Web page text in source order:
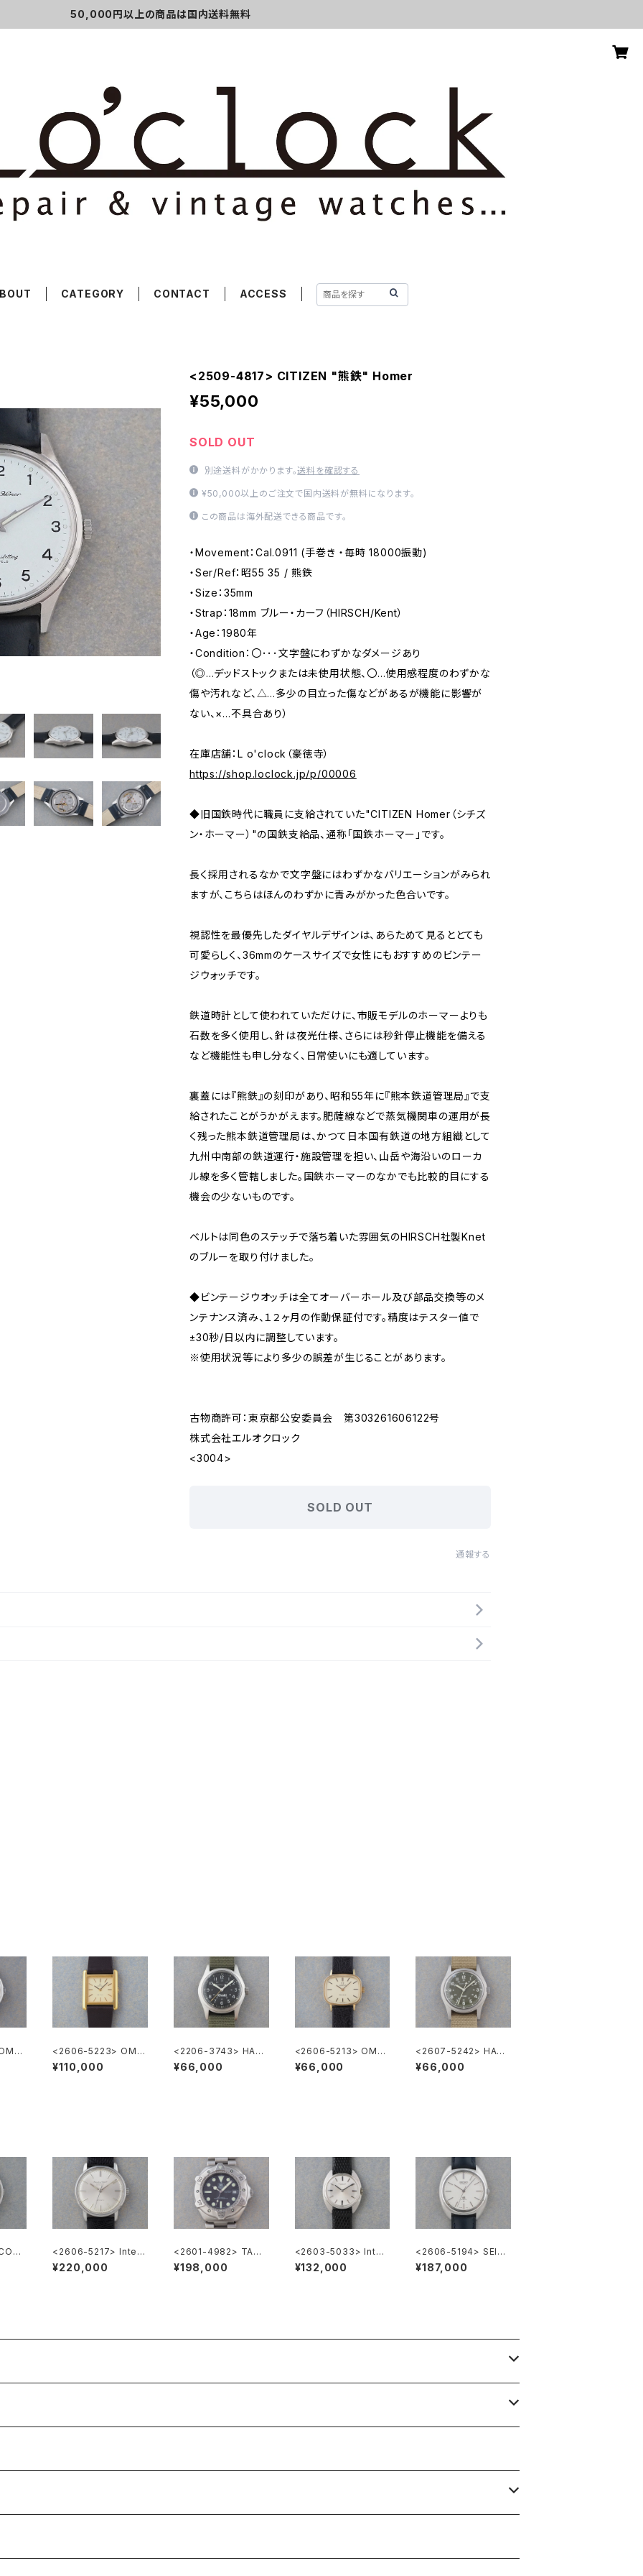
50,000円以上の商品は国内送料無料
CATEGORY CONTACT ACCESS
<2509-4817> CITIZEN "熊鉄" Homer
¥55,000
SOLD OUT
別途送料がかかります。送料を確認する
¥50,000以上のご注文で国内送料が無料になります。
この商品は海外配送できる商品です。
・Movement：Cal.0911 (手巻き ・毎時 18000振動)
・Ser/Ref：昭55 35 / 熊鉄
・Size：35mm
・Strap：18mm ブルー・カーフ（HIRSCH/Kent）
・Age：1980年
・Condition：〇･･･文字盤にわずかなダメージあり
（◎…デッドストックまたは未使用状態、〇…使用感程度のわずかな
傷や汚れなど、△…多少の目立った傷などがあるが機能に影響が
ない、×…不具合あり）
在庫店舗：L o'clock（豪徳寺）
https://shop.loclock.jp/p/00006
◆旧国鉄時代に職員に支給されていた"CITIZEN Homer（シチズ
ン・ホーマー）"の国鉄支給品、通称「国鉄ホーマー」です。
長く採用されるなかで文字盤にはわずかなバリエーションがみられ
ますが、こちらはほんのわずかに青みがかった色合いです。
視認性を最優先したダイヤルデザインは、あらためて見るととても
可愛らしく、36mmのケースサイズで女性にもおすすめのビンテー
ジウォッチです。
鉄道時計として使われていただけに、市販モデルのホーマーよりも
石数を多く使用し、針は夜光仕様、さらには秒針停止機能を備える
など機能性も申し分なく、日常使いにも適しています。
裏蓋には『熊鉄』の刻印があり、昭和55年に『熊本鉄道管理局』で支
給されたことがうかがえます。肥薩線などで蒸気機関車の運用が長
く残った熊本鉄道管理局は、かつて日本国有鉄道の地方組織として
九州中南部の鉄道運行・施設管理を担い、山岳や海沿いのローカ
ル線を多く管轄しました。国鉄ホーマーのなかでも比較的目にする
機会の少ないものです。
ベルトは同色のステッチで落ち着いた雰囲気のHIRSCH社製Knet
のブルーを取り付けました。
◆ビンテージウオッチは全てオーバーホール及び部品交換等のメ
ンテナンス済み、１２ヶ月の作動保証付です。精度はテスター値で
±30秒/日以内に調整しています。
※使用状況等により多少の誤差が生じることがあります。
古物商許可：東京都公安委員会 第303261606122号
株式会社エルオクロック
<3004>
SOLD OUT
通報する
<2606-5223> OME
GA DE VILLE
¥110,000
<2206-3743> HAMI
LTON Khaki
¥66,000
<2606-5213> OME
GA Geneve
¥66,000
<2607-5242> HAMI
LTON Khaki Nature
¥66,000
<2606-5217> Intern
ational National Co.
"TURLER"
¥220,000
<2601-4982> TAG
HEUER Super Profe
ssional
¥198,000
<2603-5033> Inter
national Watch Co.
¥132,000
<2606-5194> SEIK
O "56GS" Grand Sei
ko
¥187,000